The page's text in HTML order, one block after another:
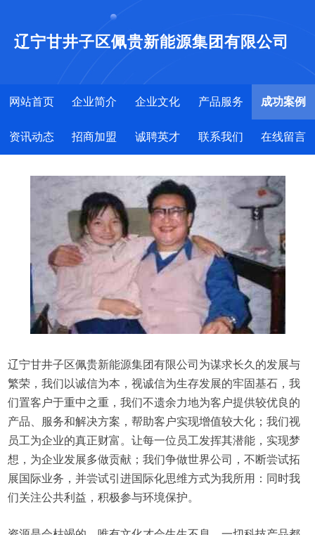
辽宁甘井子区佩贵新能源集团有限公司
网站首页 企业简介 企业文化 产品服务 成功案例
资讯动态 招商加盟 诚聘英才 联系我们 在线留言
辽宁甘井子区佩贵新能源集团有限公司为谋求长久的发展与
繁荣，我们以诚信为本，视诚信为生存发展的牢固基石，我
们置客户于重中之重，我们不遗余力地为客户提供较优良的
产品、服务和解决方案，帮助客户实现增值较大化；我们视
员工为企业的真正财富。让每一位员工发挥其潜能，实现梦
想，为企业发展多做贡献；我们争做世界公司，不断尝试拓
展国际业务，并尝试引进国际化思维方式为我所用：同时我
们关注公共利益，积极参与环境保护。